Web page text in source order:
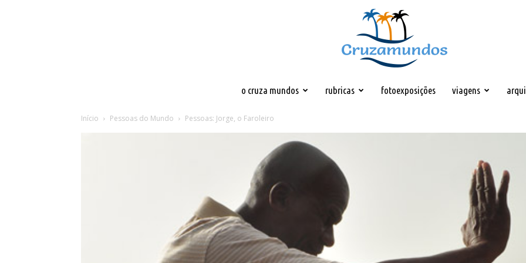
o cruza mundos rubricas fotoexposições viagens
Início Pessoas do Mundo Pessoas: Jorge, o Faroleiro